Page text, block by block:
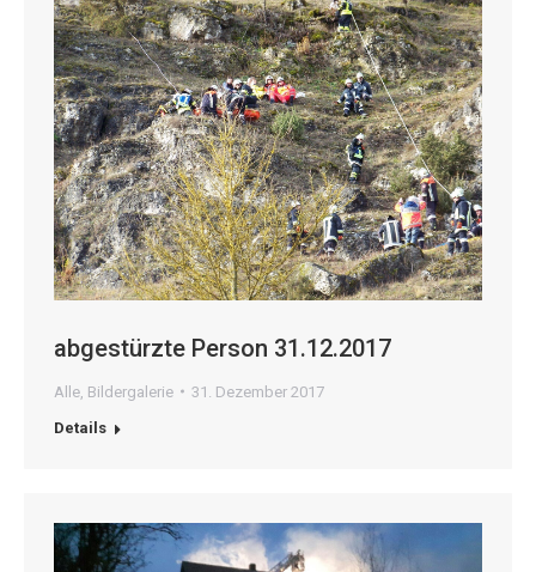
abgestürzte Person 31.12.2017
Alle Bildergalerie
31. Dezember 2017
Details